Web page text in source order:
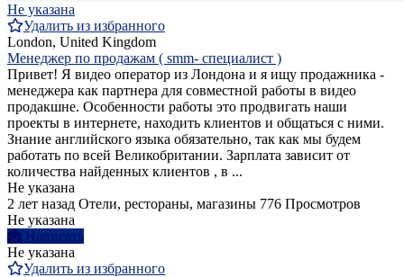
Не указана
Удалить из избранного
London, United Kingdom
Менеджер по продажам ( smm- специалист )
Привет! Я видео оператор из Лондона и я ищу продажника -
менеджера как партнера для совместной работы в видео
продакшне. Особенности работы это продвигать наши
проекты в интернете, находить клиентов и общаться с ними.
Знание английского языка обязательно, так как мы будем
работать по всей Великобритании. Зарплата зависит от
количества найденных клиентов , в ...
Не указана
2 лет назад Отели, рестораны, магазины 776 Просмотров
Не указана
Написать
Не указана
Удалить из избранного